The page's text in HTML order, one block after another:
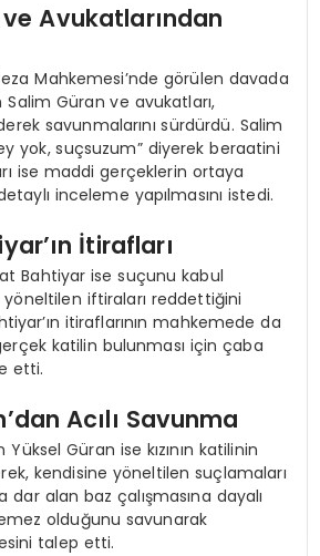
Avukatlarından
Mahkemesi’nde görülen davada
Salim Güran ve avukatları,
savunmalarını sürdürdü. Salim
yok, suçsuzum” diyerek beraatini
ise maddi gerçeklerin ortaya
inceleme yapılmasını istedi.
İtirafları
Bahtiyar ise suçunu kabul
iftiraları reddettiğini
itiraflarının mahkemede da
katilin bulunması için çaba
etti.
Acılı Savunma
Güran ise kızının katilinin
kendisine yöneltilen suçlamaları
dar alan baz çalışmasına dayalı
olduğunu savunarak
talep etti.